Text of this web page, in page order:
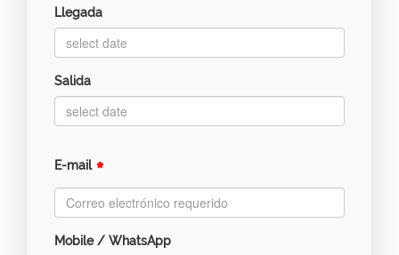
Llegada
Salida
E-mail *
Mobile / WhatsApp